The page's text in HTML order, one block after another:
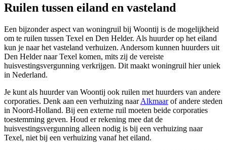
Ruilen tussen eiland en vasteland
Een bijzonder aspect van woningruil bij Woontij is de mogelijkheid
om te ruilen tussen Texel en Den Helder. Als huurder op het eiland
kun je naar het vasteland verhuizen. Andersom kunnen huurders uit
Den Helder naar Texel komen, mits zij de vereiste
huisvestingsvergunning verkrijgen. Dit maakt woningruil hier uniek
in Nederland.
Je kunt als huurder van Woontij ook ruilen met huurders van andere
corporaties. Denk aan een verhuizing naarAlkmaarof andere steden
in Noord-Holland. Bij een externe ruil moeten beide corporaties
toestemming geven. Houd er rekening mee dat de
huisvestingsvergunning alleen nodig is bij een verhuizing naar
Texel, niet bij een verhuizing vanaf het eiland.